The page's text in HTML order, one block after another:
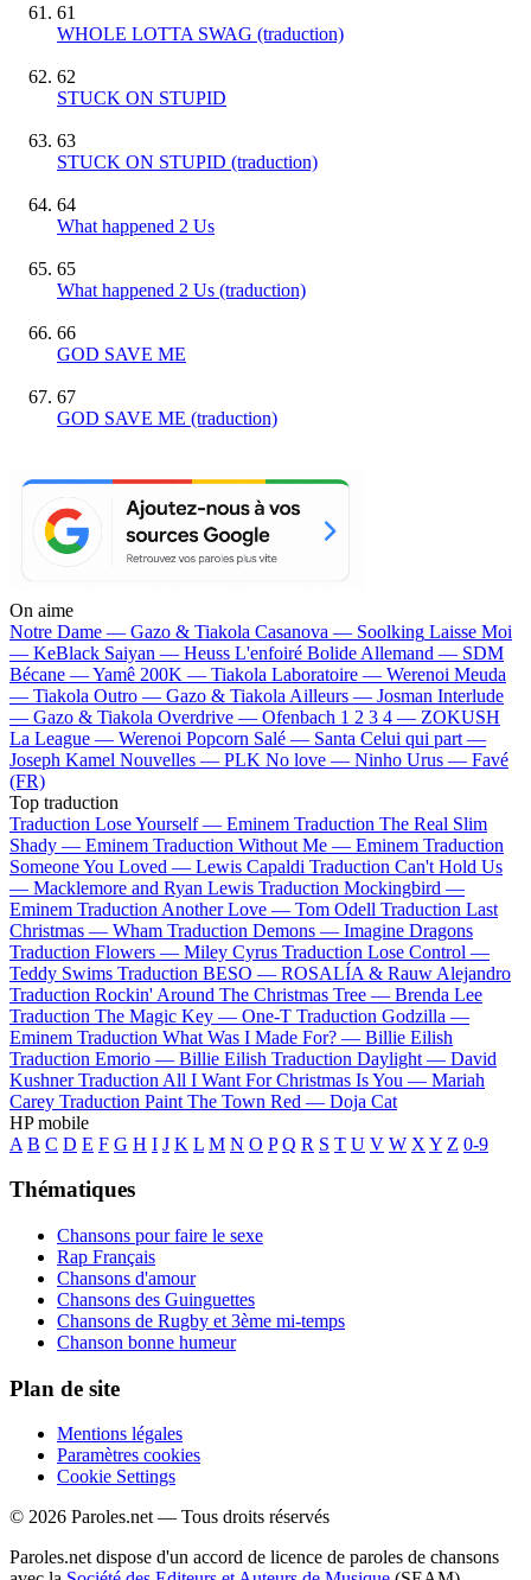
61
WHOLE LOTTA SWAG (traduction)
62
STUCK ON STUPID
63
STUCK ON STUPID (traduction)
64
What happened 2 Us
65
What happened 2 Us (traduction)
66
GOD SAVE ME
67
GOD SAVE ME (traduction)
On aime
Notre Dame — Gazo & Tiakola Casanova — Soolking Laisse Moi
— KeBlack Saiyan — Heuss L'enfoiré Bolide Allemand — SDM
Bécane —Yamê 200K — Tiakola Laboratoire — Werenoi Meuda
— Tiakola Outro — Gazo & Tiakola Ailleurs — Josman Interlude
— Gazo & Tiakola Overdrive — Ofenbach 1 2 3 4 — ZOKUSH
La League — Werenoi Popcorn Salé — Santa Celui qui part —
Joseph Kamel Nouvelles — PLK No love — Ninho Urus — Favé
(FR)
Top traduction
Traduction Lose Yourself — Eminem Traduction The Real Slim
Shady — Eminem Traduction Without Me — Eminem Traduction
Someone You Loved — Lewis Capaldi Traduction Can't Hold Us
— Macklemore and Ryan Lewis Traduction Mockingbird —
Eminem Traduction Another Love — Tom Odell Traduction Last
Christmas — Wham Traduction Demons — Imagine Dragons
Traduction Flowers — Miley Cyrus Traduction Lose Control —
Teddy Swims Traduction BESO — ROSALÍA & Rauw Alejandro
Traduction Rockin' Around The Christmas Tree — Brenda Lee
Traduction The Magic Key — One-T Traduction Godzilla —
Eminem Traduction What Was I Made For? — Billie Eilish
Traduction Emorio — Billie Eilish Traduction Daylight — David
Kushner Traduction All I Want For Christmas Is You — Mariah
Carey Traduction Paint The Town Red — Doja Cat
HP mobile
A B C D E F G H I J K L M N O P Q R S T U V W X Y Z 0-9
Thématiques
Chansons pour faire le sexe
Rap Français
Chansons d'amour
Chansons des Guinguettes
Chansons de Rugby et 3ème mi-temps
Chanson bonne humeur
Plan de site
Mentions légales
Paramètres cookies
Cookie Settings
© 2026 Paroles.net — Tous droits réservés
Paroles.net dispose d'un accord de licence de paroles de chansons